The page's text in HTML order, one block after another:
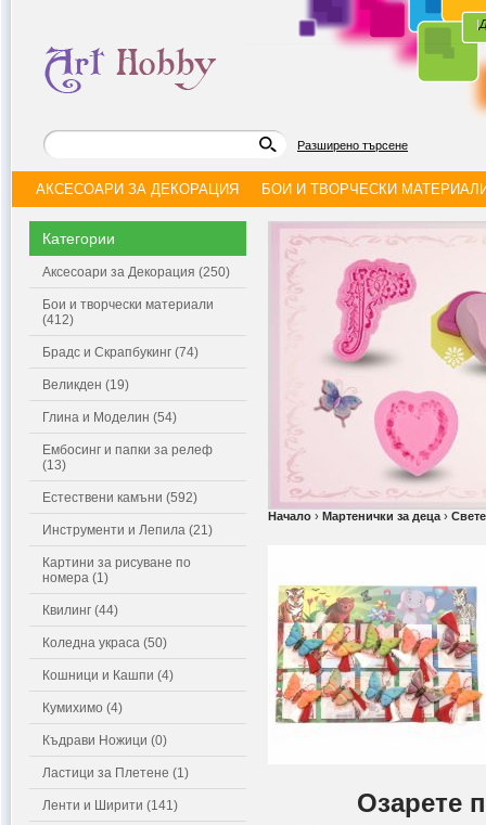
|
Разширено търсене
АКСЕСОАРИ ЗА ДЕКОРАЦИЯ БОИ И ТВОРЧЕСКИ
Категории
Аксесоари за Декорация (250)
Бои и творчески материали
(412)
Брадс и Скрапбукинг (74)
Великден (19)
Глина и Моделин (54)
Ембосинг и папки за релеф
(13)
Естествени камъни (592)
Инструменти и Лепила (21)
Картини за рисуване по
номера (1)
Квилинг (44)
Коледна украса (50)
Кошници и Кашпи (4)
Кумихимо (4)
Къдрави Ножици (0)
Ластици за Плетене (1)
Ленти и Ширити (141)
Начало › Мартенички за деца ›
Озарете